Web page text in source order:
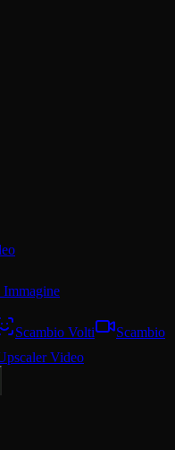
Scambio Volti
Scambio
Video